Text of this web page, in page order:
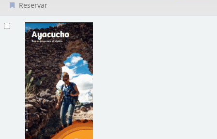
Reservar